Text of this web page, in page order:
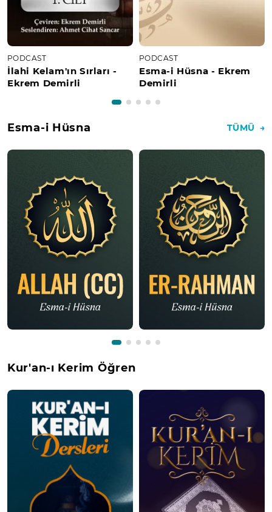
PODCAST
İlahi Kelam'ın Sırları -
Ekrem Demirli
PODCAST
Esma-i Hüsna - Ekrem
Demirli
Esma-i Hüsna TÜMÜ
Kur'an-ı Kerim Öğren